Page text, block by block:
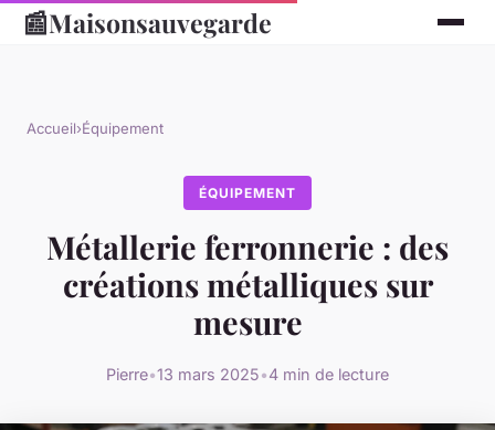
📰Maisonsauvegarde
Accueil›Équipement
ÉQUIPEMENT
Métallerie ferronnerie : des
créations métalliques sur
mesure
Pierre•13 mars 2025•4 min de lecture